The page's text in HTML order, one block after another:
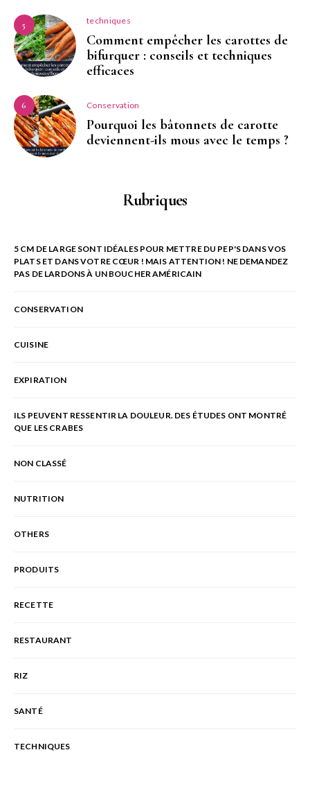
5 techniques
Comment empêcher les carottes de
bifurquer : conseils et techniques
efficaces
6 Conservation
Pourquoi les bâtonnets de carotte
deviennent-ils mous avec le temps ?
Rubriques
5 CM DE LARGE SONT IDÉALES POUR METTRE DU PEP'S DANS VOS
PLATS ET DANS VOTRE CŒUR ! MAIS ATTENTION ! NE DEMANDEZ
PAS DE LARDONS À UN BOUCHER AMÉRICAIN
CONSERVATION
CUISINE
EXPIRATION
ILS PEUVENT RESSENTIR LA DOULEUR. DES ÉTUDES ONT MONTRÉ
QUE LES CRABES
NON CLASSÉ
NUTRITION
OTHERS
PRODUITS
RECETTE
RESTAURANT
RIZ
SANTÉ
TECHNIQUES